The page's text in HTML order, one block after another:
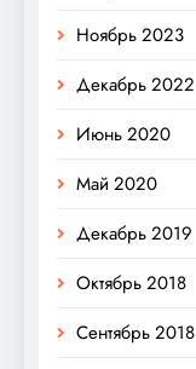
Ноябрь 2023
Декабрь 2022
Июнь 2020
Май 2020
Декабрь 2019
Октябрь 2018
Сентябрь 2018